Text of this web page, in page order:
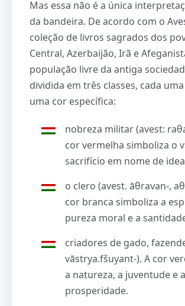
Mas essa não é a única
da bandeira. De acordo com o
coleção de livros sagrados dos
Central, Azerbaijão, Irã e
população livre da antiga
dividida em três classes, cada
uma cor específica:
nobreza militar (avest:
cor vermelha simboliza o
sacrifício em nome de
o clero (avest. āθravan-,
cor branca simboliza a
pureza moral e a
criadores de gado,
vāstrya.fšuyant-). A cor
a natureza, a juventude e a
prosperidade.